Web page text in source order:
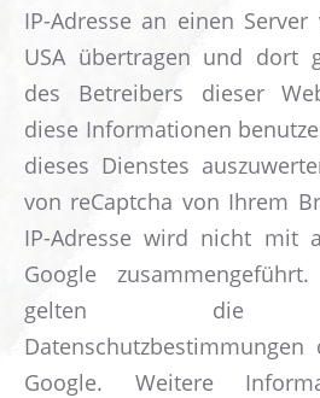
IP-Adresse an einen
USA übertragen und dort
des Betreibers dieser
diese Informationen
dieses Dienstes
von reCaptcha von Ihrem
IP-Adresse wird nicht mit
Google
gelten die
Google. Weitere